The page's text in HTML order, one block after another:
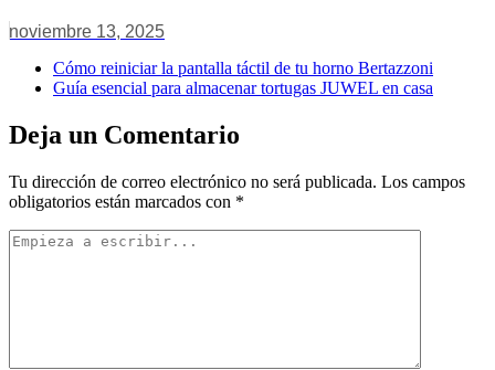
noviembre 13, 2025
Cómo reiniciar la pantalla táctil de tu horno Bertazzoni
Guía esencial para almacenar tortugas JUWEL en casa
Deja un Comentario
Tu dirección de correo electrónico no será publicada. Los campos
obligatorios están marcados con *